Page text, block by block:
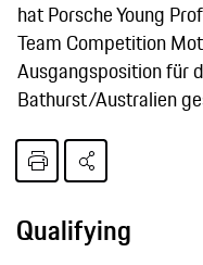
hat Porsche Young
Team Competition
Ausgangsposition für
Bathurst/Australien
Qualifying